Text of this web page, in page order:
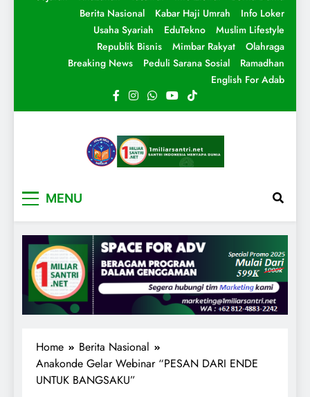
Berita Nasional
Kabar Haji Umrah
Info Loker
Usaha Syariah
EduTekno
Muslim Lifestyle
Republik Bisnis
Mimbar Rakyat
Olahraga
Breaking News
Peduli Sarana Sosial
Ramadhan
English For Adab
MENU
Home
Berita Nasional
Anakonde Gelar Webinar “PESAN DARI ENDE
UNTUK BANGSAKU”